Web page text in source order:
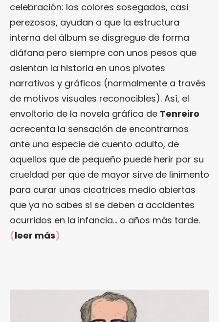
celebración: los colores sosegados, casi
perezosos, ayudan a que la estructura
interna del álbum se disgregue de forma
diáfana pero siempre con unos pesos que
asientan la historia en unos pivotes
narrativos y gráficos (normalmente a través
de motivos visuales reconocibles). Así, el
envoltorio de la novela gráfica de Tenreiro
acrecenta la sensación de encontrarnos
ante una especie de cuento adulto, de
aquellos que de pequeño puede herir por su
crueldad per que de mayor sirve de linimento
para curar unas cicatrices medio abiertas
que ya no sabes si se deben a accidentes
ocurridos en la infancia… o años más tarde.
(leer más)